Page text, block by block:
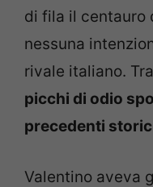
di fila il centauro
nessuna
rivale italiano.
picchi di odio
precedenti
Valentino aveva